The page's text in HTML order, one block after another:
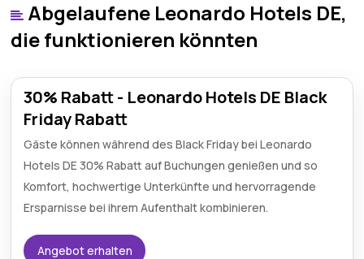
Abgelaufene Leonardo Hotels DE,
die funktionieren könnten
30% Rabatt - Leonardo Hotels DE Black
Friday Rabatt
Gäste können während des Black Friday bei Leonardo
Hotels DE 30% Rabatt auf Buchungen genießen und so
Komfort, hochwertige Unterkünfte und hervorragende
Ersparnisse bei ihrem Aufenthalt kombinieren.
Angebot erhalten